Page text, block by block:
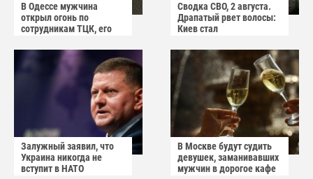
В Одессе мужчина
открыл огонь по
сотрудникам ТЦК, его
Сводка СВО, 2 августа.
Драпатый рвет волосы:
Киев стал
Залужный заявил, что
Украина никогда не
вступит в НАТО
В Москве будут судить
девушек, заманивавших
мужчин в дорогое кафе